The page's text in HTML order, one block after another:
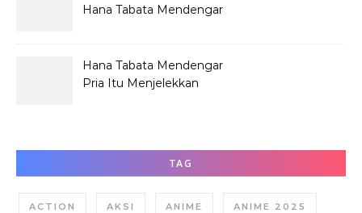
Hana Tabata Mendengar
Hana Tabata Mendengar
Pria Itu Menjelekkan
TAG
ACTION AKSI ANIME ANIME 2025